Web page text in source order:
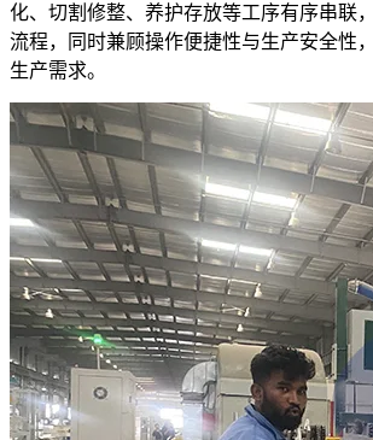
化、切割修整、养护存放等工序有序串联
流程，同时兼顾操作便捷性与生产安全性
生产需求。